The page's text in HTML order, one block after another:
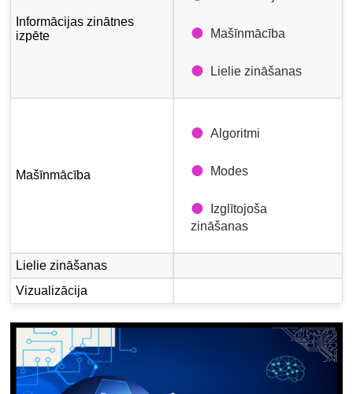
Informācijas zinātnes
izpēte
Mašīnmācība
Lielie zināšanas
Mašīnmācība
Algoritmi
Modes
Izglītojoša
zināšanas
Lielie zināšanas
Vizualizācija